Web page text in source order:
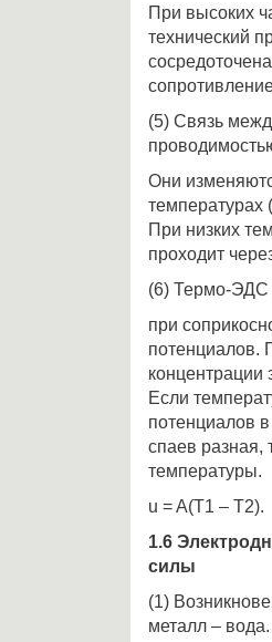
При высоких
технический
(5) Связь
Они
температурах
При низких
проходит
(6) Термо-ЭДС
при
потенциалов.
концентрации
Если
потенциалов
спаев
температуры.
u = A(T1 – T2).
1.6
силы
(1)
металл – вода.